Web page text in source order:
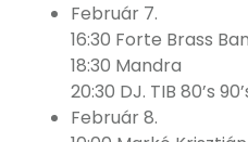
Február 7.
16:30 Forte Brass
18:30 Mandra
20:30 DJ. TIB 80’s
Február 8.